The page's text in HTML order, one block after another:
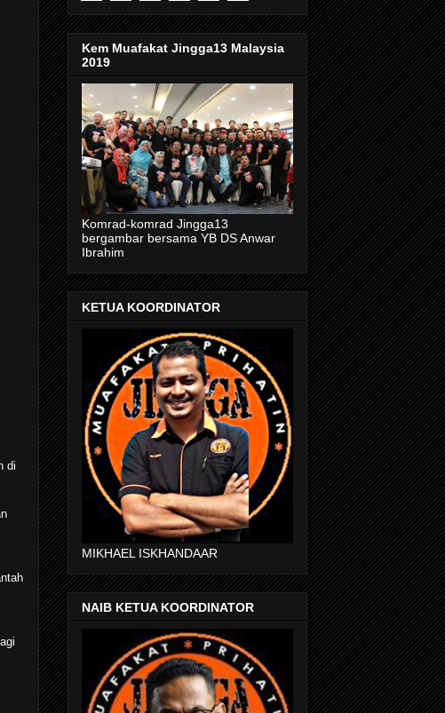
di
Kem Muafakat Jingga13 Malaysia
2019
Komrad-komrad Jingga13
bergambar bersama YB DS Anwar
Ibrahim
KETUA KOORDINATOR
MIKHAEL ISKHANDAAR
NAIB KETUA KOORDINATOR